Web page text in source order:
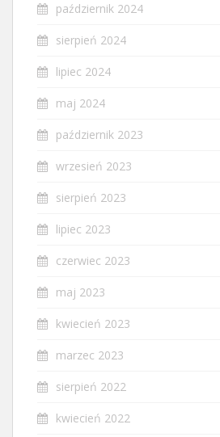
październik 2024
sierpień 2024
lipiec 2024
maj 2024
październik 2023
wrzesień 2023
sierpień 2023
lipiec 2023
czerwiec 2023
maj 2023
kwiecień 2023
marzec 2023
sierpień 2022
kwiecień 2022